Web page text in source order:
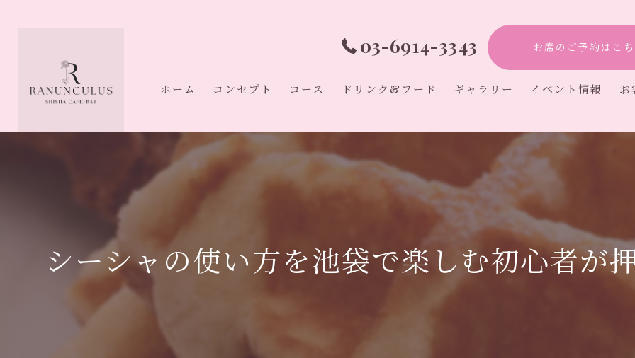
03-6914-3343 お席のご予約はこ
ホーム コンセプト コース ドリンク&フード ギャラリー イベント情報 お
アフタヌーンティ
オタ活
推し活
シーシャの使い方を池袋で楽しむ初心者が